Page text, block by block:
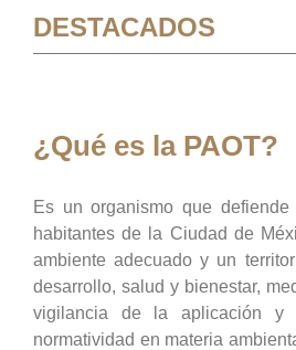
DESTACADOS
¿Qué es la PAOT?
Es un organismo que
habitantes de la Ciudad de
ambiente adecuado y un
desarrollo, salud y bienestar,
vigilancia de la aplicación y
normatividad en materia